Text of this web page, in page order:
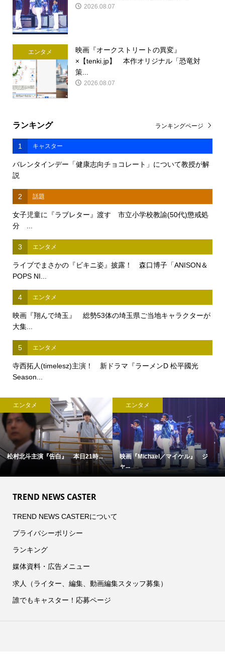
2026.08.07
エンタメ
映画『オークストリートの異変』
×【tenki.jp】 本作オリジナル「恐竜対
策...
2026.08.07
ランキング
1 キャスター
バレンタインデー「健康志向チョコレート」について教授が解
説
2 話題
女子児童に『ラブレター』渡す 市立小学校教諭(50代)懲戒処
分 ...
3 エンタメ
ライブでまさかの『ビキニ姿』披露！ 森口博子「ANISON＆
POPS NI...
4 エンタメ
映画『翔んで埼玉』 総勢53体の埼玉県ご当地キャラクターが
大集...
5 エンタメ
寺西拓人(timelesz)主演！ 新ドラマ『ラーメンD 松平國光
Season...
ランキングページ
エンタメ
松村北斗主演『告白』 本日21時...
エンタメ
映画『Michael／マイケル』 ジ
ャ...
TREND NEWS CASTER
TREND NEWS CASTERについて
プライバシーポリシー
ランキング
媒体資料・広告メニュー
求人（ライター、編集、動画編集スタッフ募集）
誰でもキャスター！応募ページ